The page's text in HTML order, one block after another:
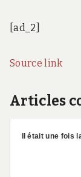
[ad_2]
Source link
Articles
Il était une fois